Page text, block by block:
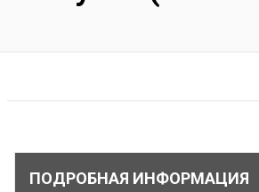
ПОДРОБНАЯ ИНФОРМАЦИЯ